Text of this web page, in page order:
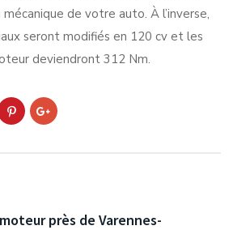
mécanique de votre auto. À l’inverse,
seront modifiés en 120 cv et les
deviendront 312 Nm.
près de Varennes-